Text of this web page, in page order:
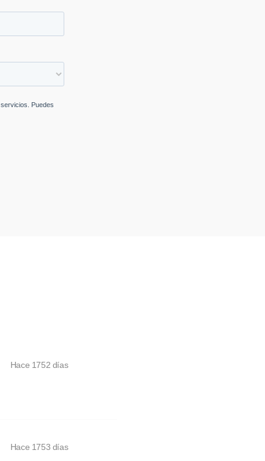
Hace 1752 días
Hace 1753 días